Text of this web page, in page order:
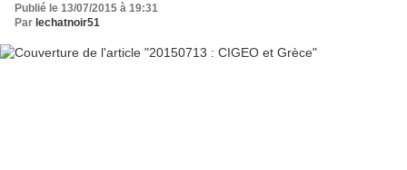
Publié le 13/07/2015 à 19:31
Par lechatnoir51